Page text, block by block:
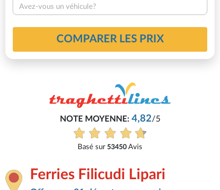
Avez-vous un véhicule?
COMPARER LES PRIX
NOTE MOYENNE:4,82/5
Basé sur 53450 Avis
Ferries Filicudi Lipari